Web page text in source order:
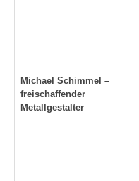
Michael Schimmel –
freischaffender
Metallgestalter